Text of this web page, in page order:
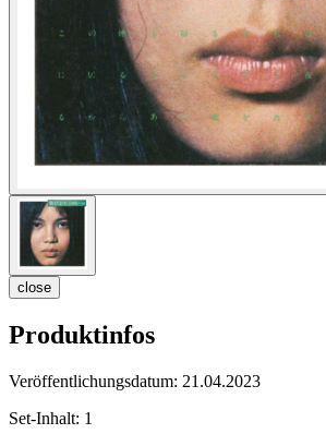
close
Produktinfos
Veröffentlichungsdatum: 21.04.2023
Set-Inhalt: 1